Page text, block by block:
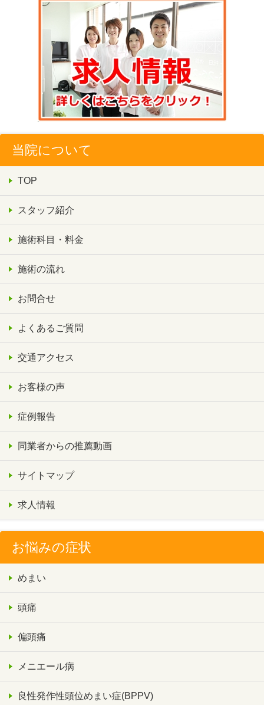
当院について
TOP
スタッフ紹介
施術科目・料金
施術の流れ
お問合せ
よくあるご質問
交通アクセス
お客様の声
症例報告
同業者からの推薦動画
サイトマップ
求人情報
お悩みの症状
めまい
頭痛
偏頭痛
メニエール病
良性発作性頭位めまい症(BPPV)